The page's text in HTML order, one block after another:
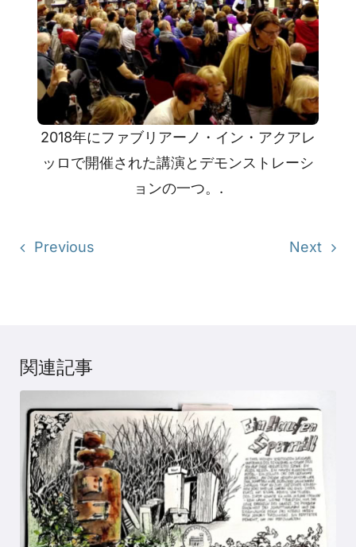
2018年にファブリアーノ・イン・アクアレ
ッロで開催された講演とデモンストレーシ
ョンの一つ。.
Previous Next
関連記事